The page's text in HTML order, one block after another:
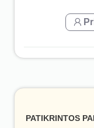
PATIKRINTOS